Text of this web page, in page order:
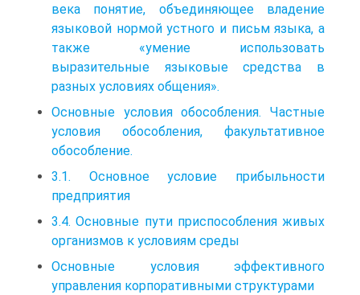
века понятие, объединяющее владение
языковой нормой устного и письм языка, а
также «умение использовать
выразительные языковые средства в
разных условиях общения».
Основные условия обособления. Частные
условия обособления, факультативное
обособление.
3.1. Основное условие прибыльности
предприятия
3.4. Основные пути приспособления живых
организмов к условиям среды
Основные условия эффективного
управления корпоративными структурами